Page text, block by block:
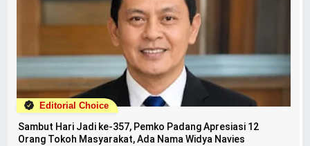
Editorial Choice
Sambut Hari Jadi ke-357, Pemko Padang Apresiasi 12
Orang Tokoh Masyarakat, Ada Nama Widya Navies